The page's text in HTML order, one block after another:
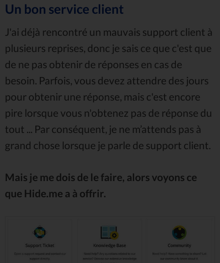
Un bon service client
J'ai déjà rencontré un mauvais support client à
plusieurs reprises, donc je sais ce que c'est que
de ne pas obtenir de réponses en cas de
besoin. Parfois, vous devez attendre des jours
pour obtenir une réponse, mais c'est encore
pire lorsque vous n'obtenez pas de réponse du
tout ... Par conséquent, je ne m’attends pas à
grand chose lorsque je parle de support client.
Mais je me dois de le faire, alors voyons ce
que Hide.me a à offrir.